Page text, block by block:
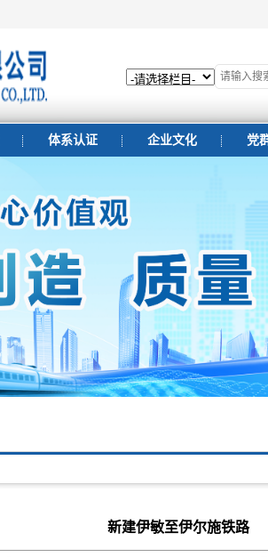
体系认证 企业文化 党
新建伊敏至伊尔施铁路